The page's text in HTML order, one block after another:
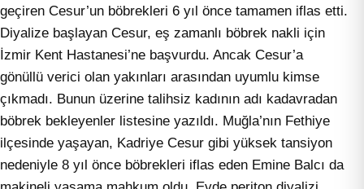
geçiren Cesur’un böbrekleri 6 yıl önce tamamen iflas etti.
Diyalize başlayan Cesur, eş zamanlı böbrek nakli için
İzmir Kent Hastanesi’ne başvurdu. Ancak Cesur’a
gönüllü verici olan yakınları arasından uyumlu kimse
çıkmadı. Bunun üzerine talihsiz kadının adı kadavradan
böbrek bekleyenler listesine yazıldı. Muğla’nın Fethiye
ilçesinde yaşayan, Kadriye Cesur gibi yüksek tansiyon
nedeniyle 8 yıl önce böbrekleri iflas eden Emine Balcı da